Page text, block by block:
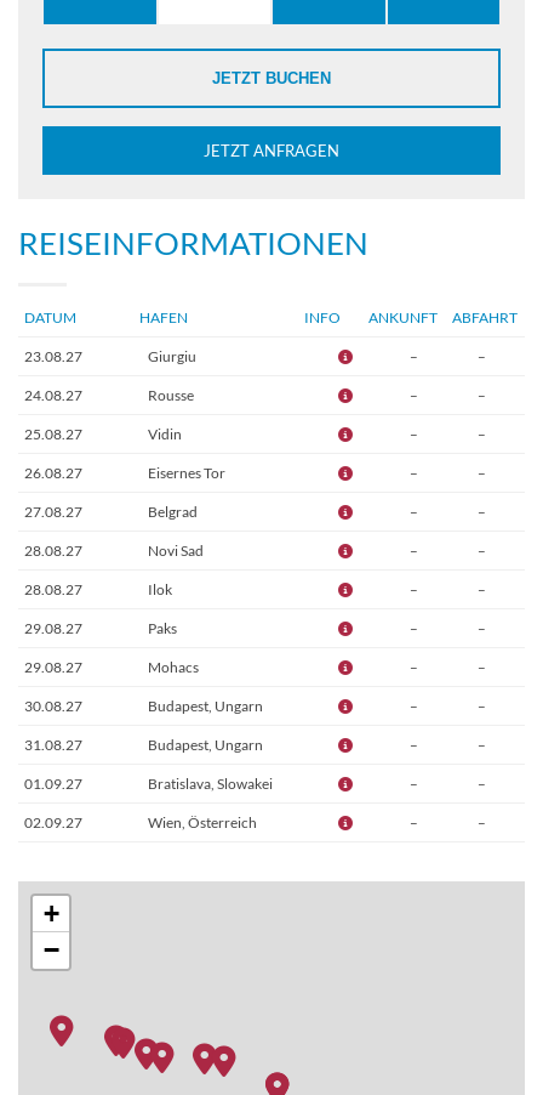
JETZT BUCHEN
JETZT ANFRAGEN
REISEINFORMATIONEN
DATUM HAFEN INFO ANKUNFT ABFAHRT
23.08.27 Giurgiu – –
24.08.27 Rousse – –
25.08.27 Vidin – –
26.08.27 Eisernes Tor – –
27.08.27 Belgrad – –
28.08.27 Novi Sad – –
28.08.27 Ilok – –
29.08.27 Paks – –
29.08.27 Mohacs – –
30.08.27 Budapest, Ungarn – –
31.08.27 Budapest, Ungarn – –
01.09.27 Bratislava, Slowakei – –
02.09.27 Wien, Österreich – –
03.09.27
06.09.27
+
−